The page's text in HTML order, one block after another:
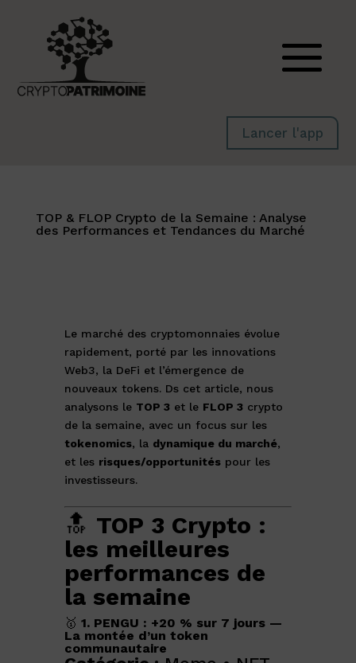
Lancer l'app
TOP & FLOP Crypto de la Semaine : Analyse
des Performances et Tendances du Marché
Le marché des cryptomonnaies évolue
rapidement, porté par les innovations
Web3, la DeFi et l’émergence de
nouveaux tokens. Ds cet article, nous
analysons le TOP 3et le FLOP 3crypto
de la semaine, avec un focus sur les
tokenomics, la dynamique du marché,
et les risques/opportunitéspour les
investisseurs.
🔝 TOP 3 Crypto :
les meilleures
performances de
la semaine
🥇 1. PENGU : +20 % sur 7 jours —
La montée d’un token
communautaire